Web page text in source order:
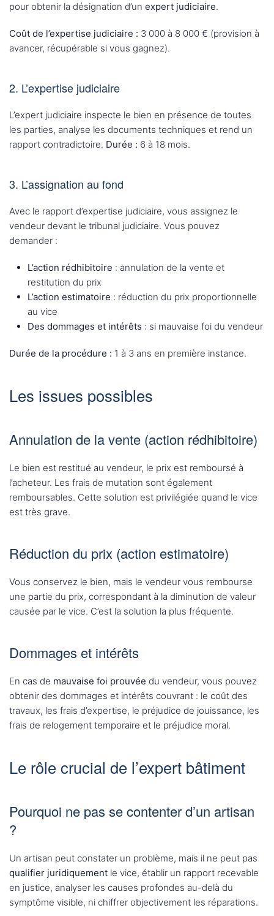
pour obtenir la désignation d’un expert judiciaire.
Coût de l’expertise judiciaire : 3 000 à 8 000 € (provision à
avancer, récupérable si vous gagnez).
2. L’expertise judiciaire
L’expert judiciaire inspecte le bien en présence de toutes
les parties, analyse les documents techniques et rend un
rapport contradictoire. Durée : 6 à 18 mois.
3. L’assignation au fond
Avec le rapport d’expertise judiciaire, vous assignez le
vendeur devant le tribunal judiciaire. Vous pouvez
demander :
L’action rédhibitoire : annulation de la vente et
restitution du prix
L’action estimatoire : réduction du prix proportionnelle
au vice
Des dommages et intérêts : si mauvaise foi du vendeur
Durée de la procédure : 1 à 3 ans en première instance.
Les issues possibles
Annulation de la vente (action rédhibitoire)
Le bien est restitué au vendeur, le prix est remboursé à
l’acheteur. Les frais de mutation sont également
remboursables. Cette solution est privilégiée quand le vice
est très grave.
Réduction du prix (action estimatoire)
Vous conservez le bien, mais le vendeur vous rembourse
une partie du prix, correspondant à la diminution de valeur
causée par le vice. C’est la solution la plus fréquente.
Dommages et intérêts
En cas de mauvaise foi prouvée du vendeur, vous pouvez
obtenir des dommages et intérêts couvrant : le coût des
travaux, les frais d’expertise, le préjudice de jouissance, les
frais de relogement temporaire et le préjudice moral.
Le rôle crucial de l’expert bâtiment
Pourquoi ne pas se contenter d’un artisan
?
Un artisan peut constater un problème, mais il ne peut pas
qualifier juridiquement le vice, établir un rapport recevable
en justice, analyser les causes profondes au-delà du
symptôme visible, ni chiffrer objectivement les réparations.